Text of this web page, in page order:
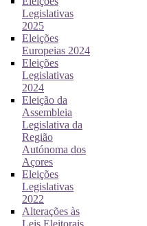
Legislativas
2025
Eleições
Europeias 2024
Eleições
Legislativas
2024
Eleição da
Assembleia
Legislativa da
Região
Autónoma dos
Açores
Eleições
Legislativas
2022
Alterações às
Leis Eleitorais